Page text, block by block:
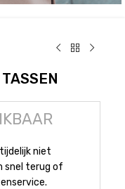
niet
snel terug of